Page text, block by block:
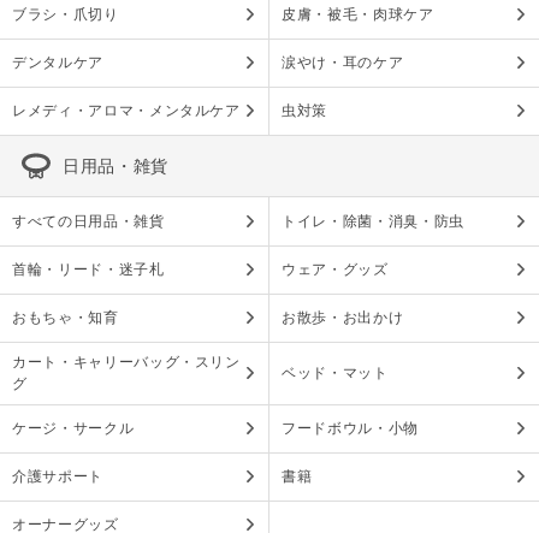
ブラシ・爪切り 皮膚・被毛・肉球ケア
デンタルケア 涙やけ・耳のケア
レメディ・アロマ・メンタルケア 虫対策
日用品・雑貨
すべての日用品・雑貨 トイレ・除菌・消臭・防虫
首輪・リード・迷子札 ウェア・グッズ
おもちゃ・知育 お散歩・お出かけ
カート・キャリーバッグ・スリン
グ
ベッド・マット
ケージ・サークル フードボウル・小物
介護サポート 書籍
オーナーグッズ